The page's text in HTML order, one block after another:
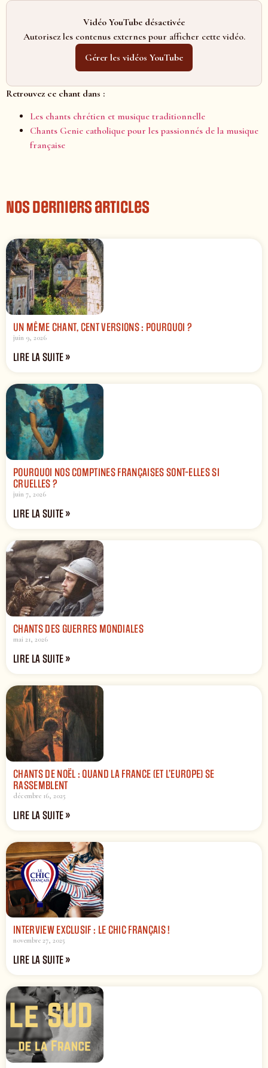
Vidéo YouTube désactivée
Autorisez les contenus externes pour afficher cette vidéo.
Gérer les vidéos YouTube
Retrouvez ce chant dans :
Les chants chrétien et musique traditionnelle
Chants Genie catholique pour les passionnés de la musique
française
Nos derniers articles
UN MÊME CHANT, CENT VERSIONS : POURQUOI ?
juin 9, 2026
LIRE LA SUITE »
POURQUOI NOS COMPTINES FRANÇAISES SONT-ELLES SI
CRUELLES ?
juin 7, 2026
LIRE LA SUITE »
CHANTS DES GUERRES MONDIALES
mai 21, 2026
LIRE LA SUITE »
CHANTS DE NOËL : QUAND LA FRANCE (ET L’EUROPE) SE
RASSEMBLENT
décembre 16, 2025
LIRE LA SUITE »
INTERVIEW EXCLUSIF : LE CHIC FRANÇAIS !
novembre 27, 2025
LIRE LA SUITE »